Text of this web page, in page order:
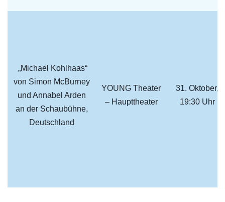
„Michael Kohlhaas“
von Simon McBurney
und Annabel Arden
an der Schaubühne,
Deutschland
YOUNG Theater
– Haupttheater
31. Oktober,
19:30 Uhr